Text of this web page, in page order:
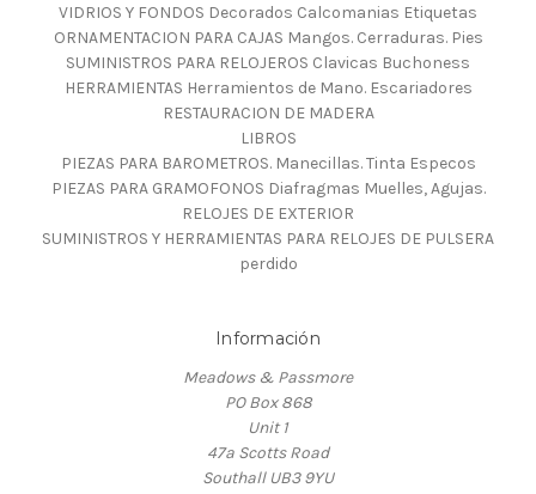
VIDRIOS Y FONDOS Decorados Calcomanias Etiquetas
ORNAMENTACION PARA CAJAS Mangos. Cerraduras. Pies
SUMINISTROS PARA RELOJEROS Clavicas Buchoness
HERRAMIENTAS Herramientos de Mano. Escariadores
RESTAURACION DE MADERA
LIBROS
PIEZAS PARA BAROMETROS. Manecillas. Tinta Especos
PIEZAS PARA GRAMOFONOS Diafragmas Muelles, Agujas.
RELOJES DE EXTERIOR
SUMINISTROS Y HERRAMIENTAS PARA RELOJES DE PULSERA
perdido
Información
Meadows & Passmore
PO Box 868
Unit 1
47a Scotts Road
Southall UB3 9YU